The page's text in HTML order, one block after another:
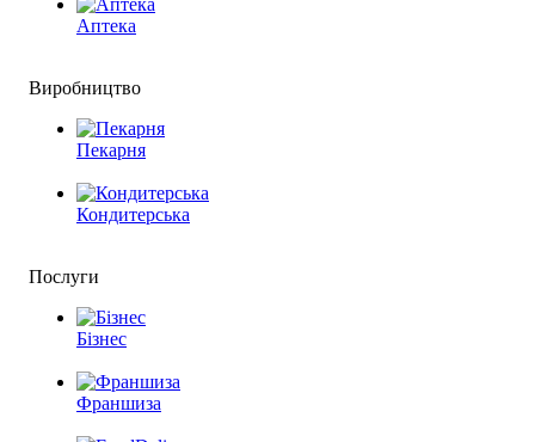
Аптека
Виробництво
Пекарня
Кондитерська
Послуги
Бізнес
Франшиза